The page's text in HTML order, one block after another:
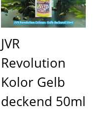
JVR
Revolution
Kolor Gelb
deckend 50ml